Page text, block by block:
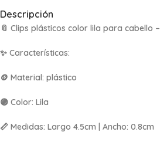
Descripción
📎 Clips plásticos color lila para cabello
✨ Características:
🪙 Material: plástico
🟣 Color: Lila
📏 Medidas: Largo 4.5cm | Ancho: 0.8cm